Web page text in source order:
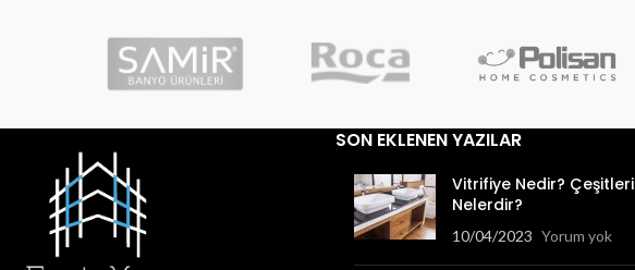
SON EKLENEN YAZILAR
Vitrifiye Nedir? Çeşitleri
Nelerdir?
10/04/2023 Yorum yok